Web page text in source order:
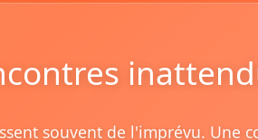
souvent de l'imprévu. Une